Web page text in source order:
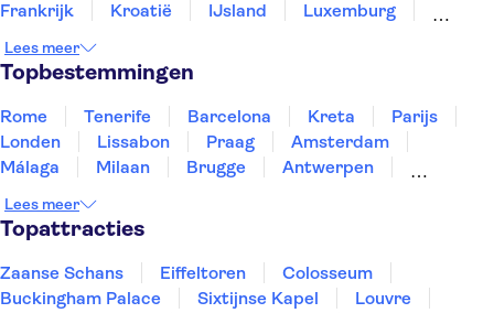
Frankrijk
Kroatië IJsland
Luxemburg
Slovenië
Thailand
Lees meer
Topbestemmingen
Rome Tenerife Barcelona Kreta
Parijs
Londen
Lissabon Praag
Amsterdam
Málaga
Milaan Brugge
Antwerpen
Eindhoven
Lees meer
Topattracties
Zaanse Schans Eiffeltoren
Colosseum
Buckingham Palace
Sixtijnse Kapel
Louvre